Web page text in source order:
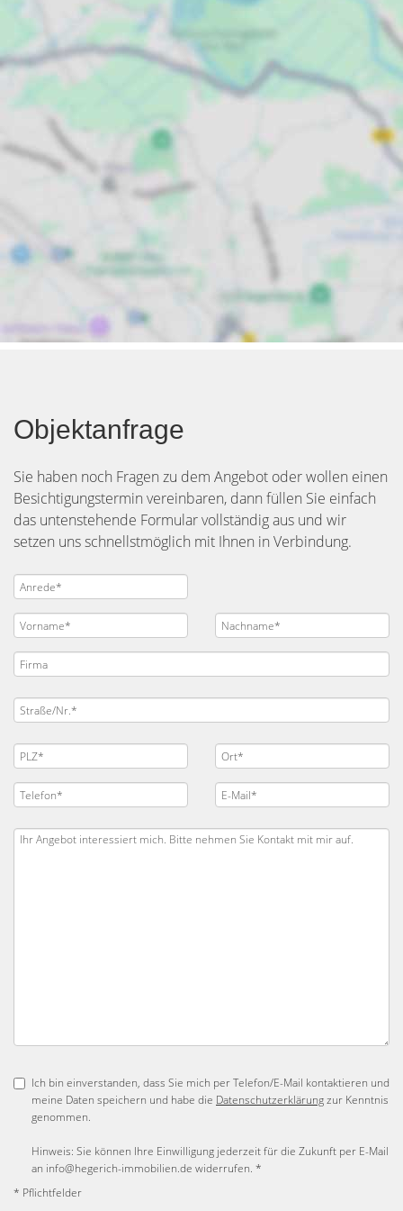
Objektanfrage
Sie haben noch Fragen zu dem Angebot oder wollen einen
Besichtigungstermin vereinbaren, dann füllen Sie einfach
das untenstehende Formular vollständig aus und wir
setzen uns schnellstmöglich mit Ihnen in Verbindung.
Ich bin einverstanden, dass Sie mich per Telefon/E-Mail kontaktieren und
meine Daten speichern und habe die Datenschutzerklärungzur Kenntnis
genommen.
Hinweis: Sie können Ihre Einwilligung jederzeit für die Zukunft per E-Mail
an info@hegerich-immobilien.de widerrufen. *
* Pflichtfelder